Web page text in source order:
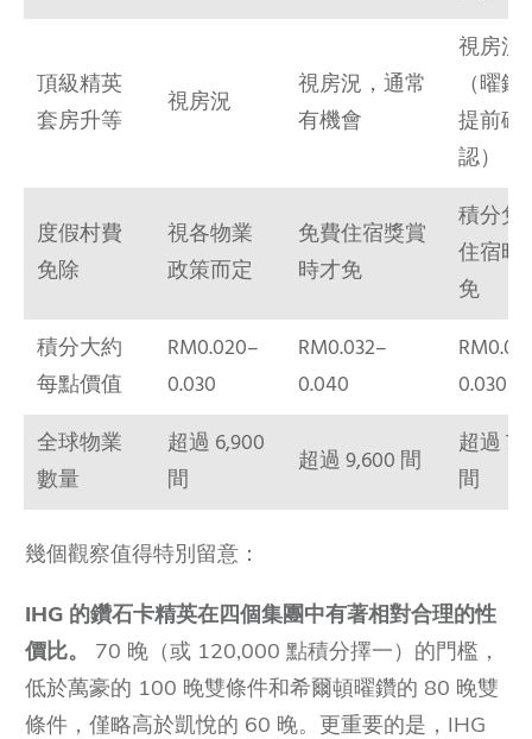
頂級精英
套房升等
視房況
視房況，通常
有機會
視房況
（曜鑽
提前確
認）
度假村費
免除
視各物業
政策而定
免費住宿獎賞
時才免
積分兌
住宿時
免
積分大約
每點價值
RM0.020–
0.030
RM0.032–
0.040
0.030
全球物業
數量
超過 6,900
間
超過 9,600 間
超過
間
幾個觀察值得特別留意：
IHG 的鑽石卡精英在四個集團中有著相對合理的性
價比。
70 晚（或 120,000 點積分擇一）的門檻，
低於萬豪的 100 晚雙條件和希爾頓曜鑽的 80 晚雙
條件，僅略高於凱悅的 60 晚。更重要的是，IHG